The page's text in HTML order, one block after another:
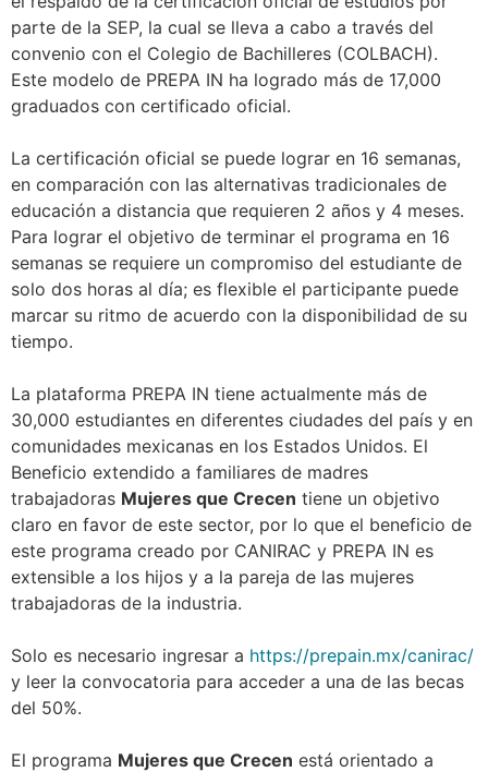
parte de la SEP, la cual se lleva a cabo a través del
convenio con el Colegio de Bachilleres (COLBACH).
Este modelo de PREPA IN ha logrado más de 17,000
graduados con certificado oficial.
La certificación oficial se puede lograr en 16 semanas,
en comparación con las alternativas tradicionales de
educación a distancia que requieren 2 años y 4 meses.
Para lograr el objetivo de terminar el programa en 16
semanas se requiere un compromiso del estudiante de
solo dos horas al día; es flexible el participante puede
marcar su ritmo de acuerdo con la disponibilidad de su
tiempo.
La plataforma PREPA IN tiene actualmente más de
30,000 estudiantes en diferentes ciudades del país y en
comunidades mexicanas en los Estados Unidos. El
Beneficio extendido a familiares de madres
trabajadoras Mujeres que Crecen tiene un objetivo
claro en favor de este sector, por lo que el beneficio de
este programa creado por CANIRAC y PREPA IN es
extensible a los hijos y a la pareja de las mujeres
trabajadoras de la industria.
Solo es necesario ingresar a https://prepain.mx/canirac/
y leer la convocatoria para acceder a una de las becas
del 50%.
El programa Mujeres que Crecen está orientado a